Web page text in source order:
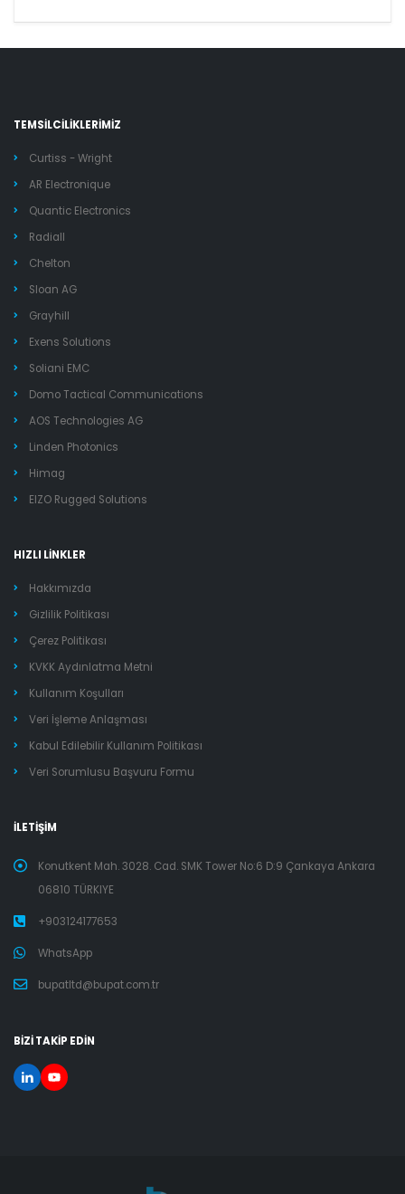
TEMSİLCİLİKLERİMİZ
Curtiss - Wright
AR Electronique
Quantic Electronics
Radiall
Chelton
Sloan AG
Grayhill
Exens Solutions
Soliani EMC
Domo Tactical Communications
AOS Technologies AG
Linden Photonics
Himag
EIZO Rugged Solutions
HIZLI LİNKLER
Hakkımızda
Gizlilik Politikası
Çerez Politikası
KVKK Aydınlatma Metni
Kullanım Koşulları
Veri İşleme Anlaşması
Kabul Edilebilir Kullanım Politikası
Veri Sorumlusu Başvuru Formu
İLETİŞİM
Konutkent Mah. 3028. Cad. SMK Tower No:6 D:9 Çankaya Ankara
06810 TÜRKIYE
+903124177653
WhatsApp
bupatltd@bupat.com.tr
BİZİ TAKİP EDİN